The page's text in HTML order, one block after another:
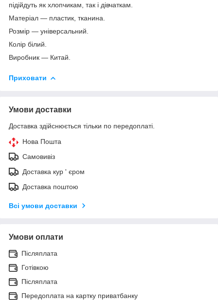
підійдуть як хлопчикам, так і дівчаткам.
Матеріал — пластик, тканина.
Розмір — універсальний.
Колір білий.
Виробник — Китай.
Приховати
Умови доставки
Доставка здійснюється тільки по передоплаті.
Нова Пошта
Самовивіз
Доставка кур ' єром
Доставка поштою
Всі умови доставки
Умови оплати
Післяплата
Готівкою
Післяплата
Передоплата на картку приватбанку